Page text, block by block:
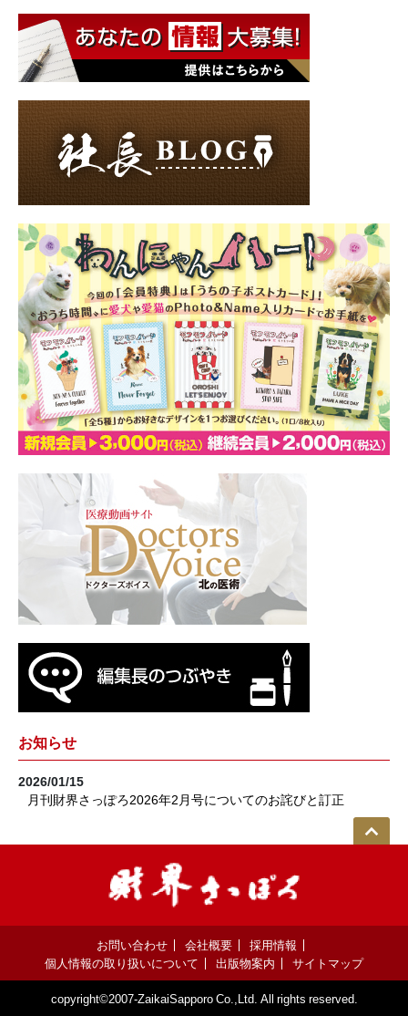
お知らせ
2026/01/15
月刊財界さっぽろ2026年2月号についてのお詫びと訂正
お問い合わせ 会社概要
採用情報
個人情報の取り扱いについて
出版物案内 サイトマップ
copyright©2007-ZaikaiSapporo Co.,Ltd. All rights reserved.